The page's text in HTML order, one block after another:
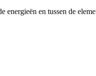
energieën en tussen de